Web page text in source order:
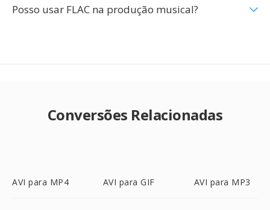
Posso usar FLAC na produção musical?
Conversões Relacionadas
AVI para MP4 AVI para GIF AVI para MP3